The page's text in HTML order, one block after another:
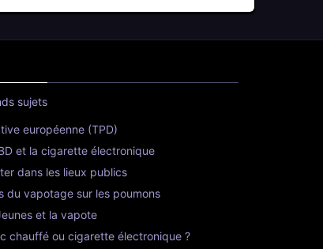
sujets
européenne (TPD)
et la cigarette électronique
dans les lieux publics
du vapotage sur les poumons
et la vapote
chauffé ou cigarette électronique ?